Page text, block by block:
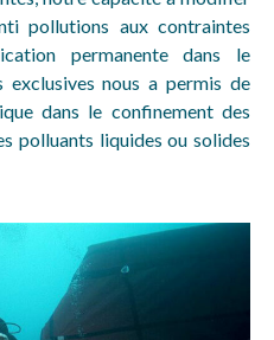
pollutions aux contraintes
permanente dans le
exclusives nous a permis de
dans le confinement des
polluants liquides ou solides